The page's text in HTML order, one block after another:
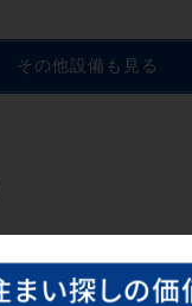
その他設備も見る